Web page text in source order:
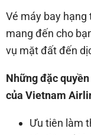
Vé máy bay
mang đến cho
vụ mặt đất đến
Những đặc
của Vietnam
Ưu tiên làm